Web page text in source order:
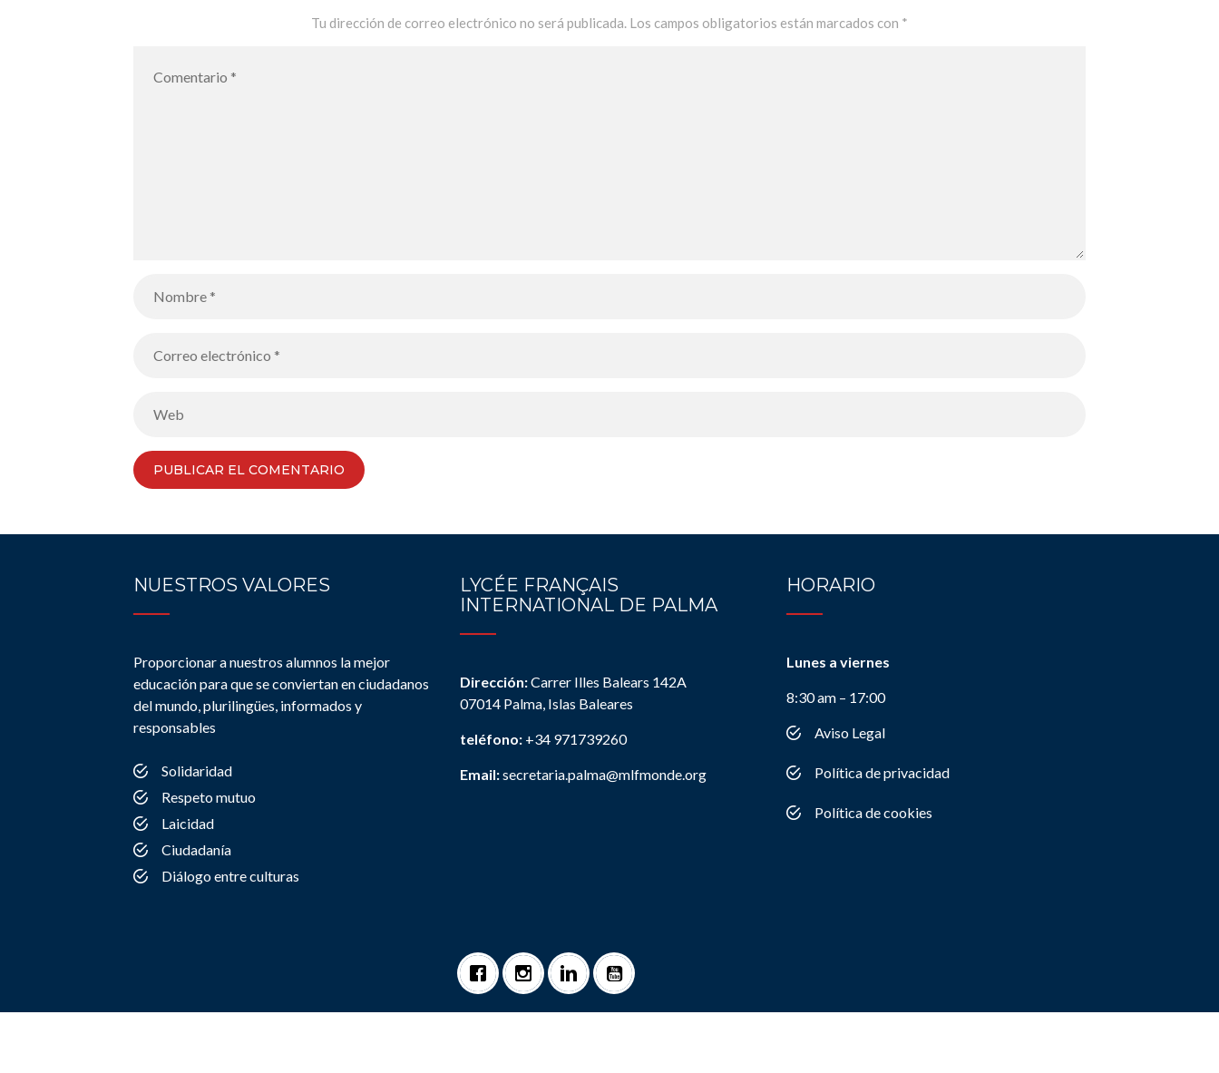
Tu dirección de correo electrónico no será publicada. Los campos obligatorios están marcados con *
NUESTROS VALORES
Proporcionar a nuestros alumnos la mejor
educación para que se conviertan en ciudadanos
del mundo, plurilingües, informados y
responsables
Solidaridad
Respeto mutuo
Laicidad
Ciudadanía
Diálogo entre culturas
LYCÉE FRANÇAIS
INTERNATIONAL DE PALMA
Dirección:Carrer Illes Balears 142A
07014 Palma, Islas Baleares
teléfono: +34 971739260
Email:secretaria.palma@mlfmonde.org
HORARIO
Lunes a viernes
8:30 am – 17:00
Aviso Legal
Política de privacidad
Política de cookies